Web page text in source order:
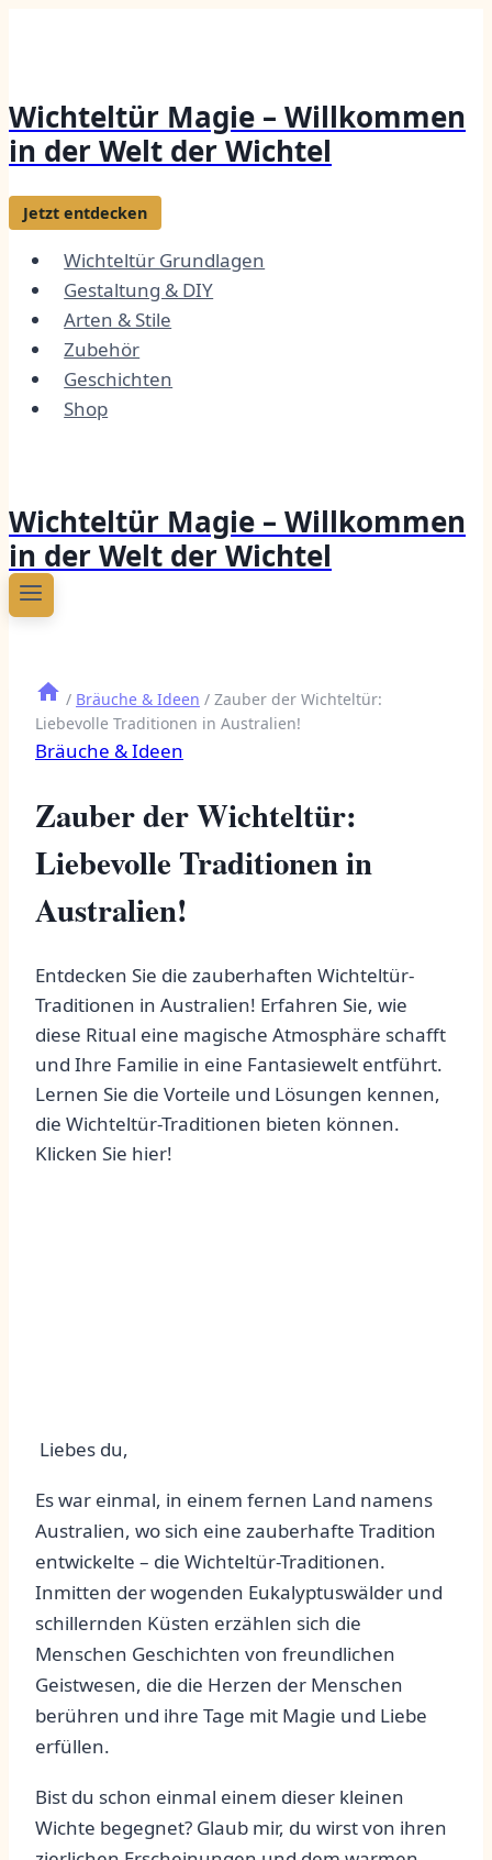
Wichteltür Magie – Willkommen
in der Welt der Wichtel
Jetzt entdecken
Wichteltür Grundlagen
Gestaltung & DIY
Arten & Stile
Zubehör
Geschichten
Shop
Wichteltür Magie – Willkommen
in der Welt der Wichtel
/ Bräuche & Ideen / Zauber der Wichteltür:
Liebevolle Traditionen in Australien!
Bräuche & Ideen
Zauber der Wichteltür:
Liebevolle Traditionen in
Australien!
Entdecken Sie die zauberhaften Wichteltür-
Traditionen in Australien! Erfahren Sie, wie
diese Ritual eine magische Atmosphäre schafft
und Ihre Familie in eine Fantasiewelt entführt.
Lernen Sie die Vorteile und Lösungen kennen,
die Wichteltür-Traditionen bieten können.
Klicken Sie hier!
‍ Liebes⁣ du,
Es war einmal, in ‍einem ​fernen‌ Land ⁢namens
Australien, wo sich eine zauberhafte Tradition
entwickelte‌ – ​die Wichteltür-Traditionen.
Inmitten der wogenden Eukalyptuswälder ​und
schillernden Küsten erzählen ⁣sich die ​
Menschen Geschichten von freundlichen
Geistwesen, die die Herzen der Menschen
berühren ​und ihre Tage mit ⁣Magie⁤ und Liebe
erfüllen.
Bist du schon einmal einem dieser kleinen‌
Wichte begegnet? Glaub mir, du wirst ‌von ihren